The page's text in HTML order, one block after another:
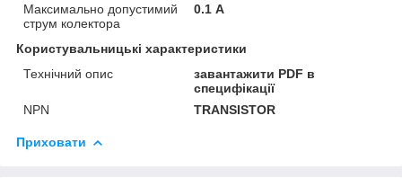
Максимально допустимий
струм колектора
0.1 А
Користувальницькі характеристики
Технічний опис
завантажити PDF в
специфікації
NPN
TRANSISTOR
Приховати